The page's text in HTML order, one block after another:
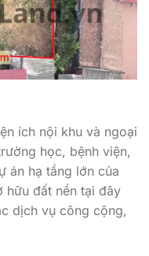
ích nội khu và ngoại
học, bệnh viện,
án hạ tầng lớn của
hữu đất nền tại đây
dịch vụ công cộng,